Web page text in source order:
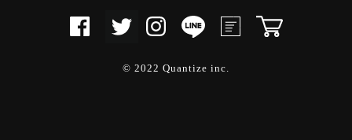
© 2022 Quantize inc.